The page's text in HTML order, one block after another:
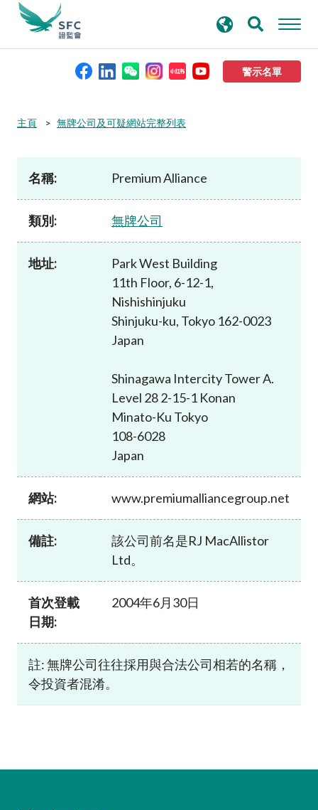
警示名單
本會簡介
規則及標準
資料庫
尋
主頁 無牌公司及可疑網站完整列表
名稱: Premium Alliance
類別: 無牌公司
地址:
Park West Building
11th Floor, 6-12-1,
Nishishinjuku
Shinjuku-ku, Tokyo 162-0023
Japan
Shinagawa Intercity Tower A.
Level 28 2-15-1 Konan
Minato-Ku Tokyo
108-6028
Japan
網站: www.premiumalliancegroup.net
備註:
該公司前名是RJ MacAllistor
Ltd。
首次登載
日期:
2004年6月30日
註: 無牌公司往往採用與合法公司相若的名稱，
令投資者混淆。